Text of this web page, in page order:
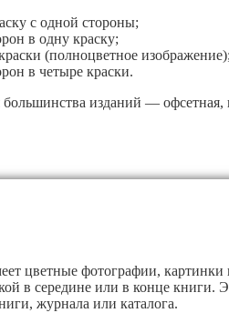
с одной стороны;
в одну краску;
(полноцветное
в четыре краски.
большинства изданий — офсетная,
цветные фотографии,
в середине или в конце книги.
журнала или каталога.